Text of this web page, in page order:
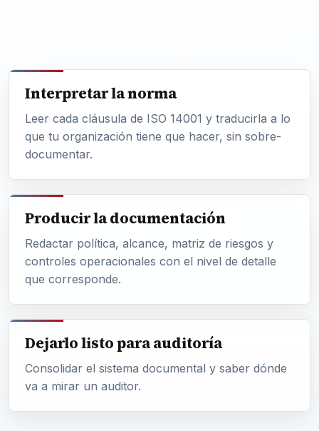
Interpretar la norma
Leer cada cláusula de ISO 14001 y traducirla a lo
que tu organización tiene que hacer, sin sobre-
documentar.
Producir la documentación
Redactar política, alcance, matriz de riesgos y
controles operacionales con el nivel de detalle
que corresponde.
Dejarlo listo para auditoría
Consolidar el sistema documental y saber dónde
va a mirar un auditor.